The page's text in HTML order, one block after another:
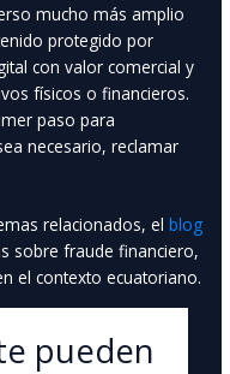
mucho más amplio
protegido por
con valor comercial y
físicos o financieros.
paso para
necesario, reclamar
relacionados, elblog
sobre fraude financiero,
el contexto ecuatoriano.
pueden